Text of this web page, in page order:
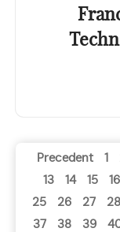
des
Precedent 1
13
14 15 16
25
26 27 28
37
38 39